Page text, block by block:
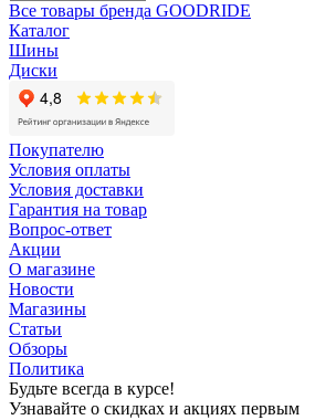
Все товары бренда GOODRIDE
Каталог
Шины
Диски
Покупателю
Условия оплаты
Условия доставки
Гарантия на товар
Вопрос-ответ
Акции
О магазине
Новости
Магазины
Статьи
Обзоры
Политика
Будьте всегда в курсе!
Узнавайте о скидках и акциях первым